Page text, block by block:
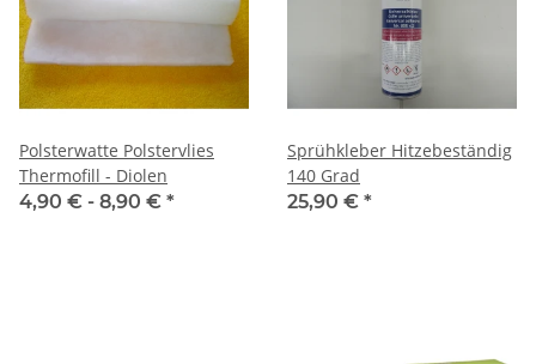
Polsterwatte Polstervlies
Thermofill - Diolen
4,90 € - 8,90 € *
Sprühkleber Hitzebeständig
140 Grad
25,90 € *